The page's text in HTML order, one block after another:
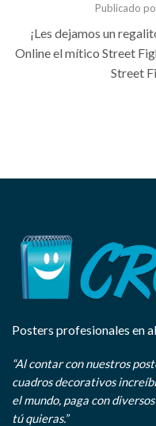
Publicado
¡Les dejamos un
Online el mítico Street
Street
Posters profesionales en
“Al contar con nuestros
cuadros decorativos
el mundo, paga con
tú quieras.”